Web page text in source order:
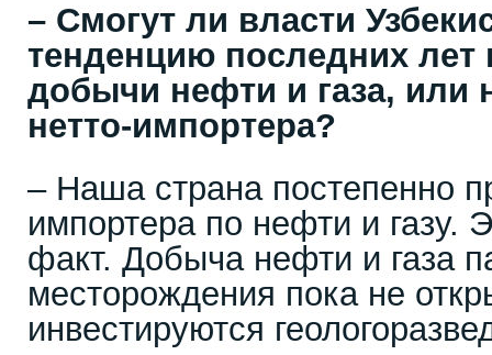
– Смогут ли власти
тенденцию последних
добычи нефти и газа, или
нетто-импортера?
– Наша страна постепенно
импортера по нефти и газу.
факт. Добыча нефти и газа
месторождения пока не
инвестируются